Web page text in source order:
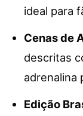
ideal para
Cenas de
descritas
adrenalina
Edição